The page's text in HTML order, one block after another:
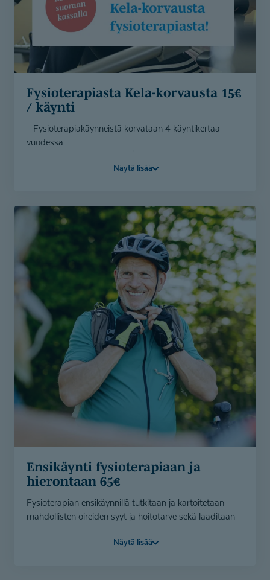
Fysiotera­piasta Kela-korvausta 15€
/ käynti
- Fysioterapiakäynneistä korvataan 4 käyntikertaa
vuodessa
- Korvaus huomioidaan suoraan käynnin hinnassa
(etu 60€)
- Korvaus ei edellytä lääkärin lähetettä
Varaa aika ajanvarauksestamme.
4 kerran fysioterapian sarjakortti on ostettavissa
verkkokaupastamme ja saat korvauksen verran
alennusta kassalla.
Verkkokauppa
Varaa aika
Näytä lisää
Ensikäynti fysioterapiaan ja
hierontaan 65€
Fysioterapian ensikäynnillä tutkitaan ja kartoitetaan
mahdollisten oireiden syyt ja hoitotarve sekä laaditaan
toimenpiteet esimerkiksi kivun helpottamiseksi. Meillä
Näytä lisää